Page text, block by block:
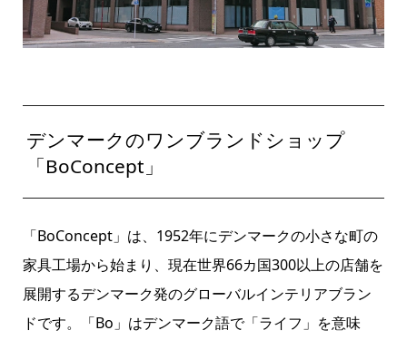
デンマークのワンブランドショップ
「BoConcept」
「BoConcept」は、1952年にデンマークの小さな町の
家具工場から始まり、現在世界66カ国300以上の店舗を
展開するデンマーク発のグローバルインテリアブラン
ドです。「Bo」はデンマーク語で「ライフ」を意味